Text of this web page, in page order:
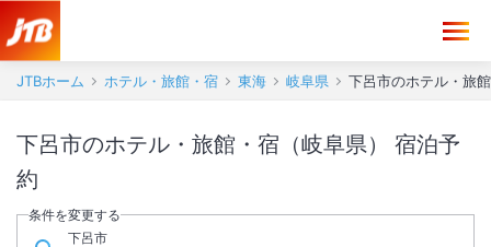
JTBホーム ホテル・旅館・宿 東海 岐阜県 下呂市のホテル・旅
下呂市のホテル・旅館・宿（岐阜県） 宿泊予
約
条件を変更する
下呂市